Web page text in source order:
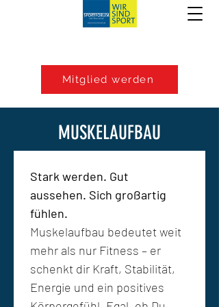
Mitglied werden
MUSKELAUFBAU
Stark werden. Gut
aussehen. Sich großartig
fühlen.
Muskelaufbau bedeutet weit
mehr als nur Fitness – er
schenkt dir Kraft, Stabilität,
Energie und ein positives